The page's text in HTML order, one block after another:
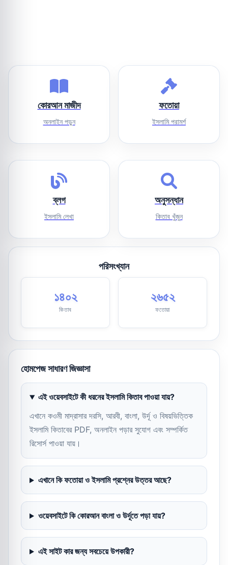
কোরআন মাজীদ
অনলাইন পড়ুন
ফতোয়া
ইসলামি পরামর্শ
ব্লগ
ইসলামি লেখা
অনুসন্ধান
কিতাব খুঁজুন
পরিসংখ্যান
১৪০২
কিতাব
২৬৫২
ফতোয়া
হোমপেজ সাধারণ জিজ্ঞাসা
এই ওয়েবসাইটে কী ধরনের ইসলামি কিতাব পাওয়া যায়?
এখানে কওমী মাদ্রাসার দরসি, আরবী, বাংলা, উর্দূ ও বিষয়ভিত্তিক
ইসলামি কিতাবের PDF, অনলাইন পড়ার সুযোগ এবং সম্পর্কিত
রিসোর্স পাওয়া যায়।
এখানে কি ফতোয়া ও ইসলামি প্রশ্নের উত্তর আছে?
ওয়েবসাইটে কি কোরআন বাংলা ও উর্দূতে পড়া যায়?
এই সাইট কার জন্য সবচেয়ে উপকারী?